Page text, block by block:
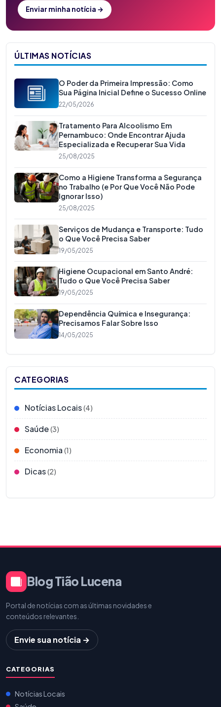
Enviar minha notícia →
ÚLTIMAS NOTÍCIAS
O Poder da Primeira Impressão: Como
Sua Página Inicial Define o Sucesso Online
22/05/2026
Tratamento Para Alcoolismo Em
Pernambuco: Onde Encontrar Ajuda
Especializada e Recuperar Sua Vida
25/08/2025
Como a Higiene Transforma a Segurança
no Trabalho (e Por Que Você Não Pode
Ignorar Isso)
25/08/2025
Serviços de Mudança e Transporte: Tudo
o Que Você Precisa Saber
19/05/2025
Higiene Ocupacional em Santo André:
Tudo o Que Você Precisa Saber
19/05/2025
Dependência Química e Insegurança:
Precisamos Falar Sobre Isso
14/05/2025
CATEGORIAS
Notícias Locais(4)
Saúde(3)
Economia (1)
Dicas(2)
Blog Tião Lucena
Portal de notícias com as últimas novidades e
conteúdos relevantes.
Envie sua notícia →
CATEGORIAS
Notícias Locais